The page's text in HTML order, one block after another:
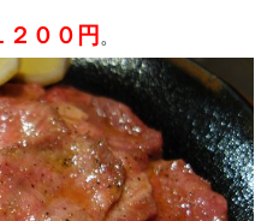
２００円 。